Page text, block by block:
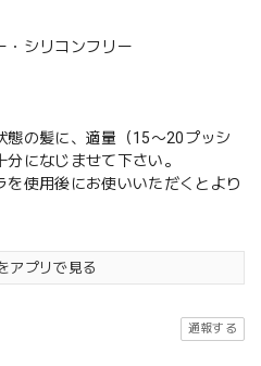
・シリコンフリー
態の髪に、適量（15〜20プッシ
になじませて下さい。
使用後にお使いいただくとより
アプリで見る
通報する